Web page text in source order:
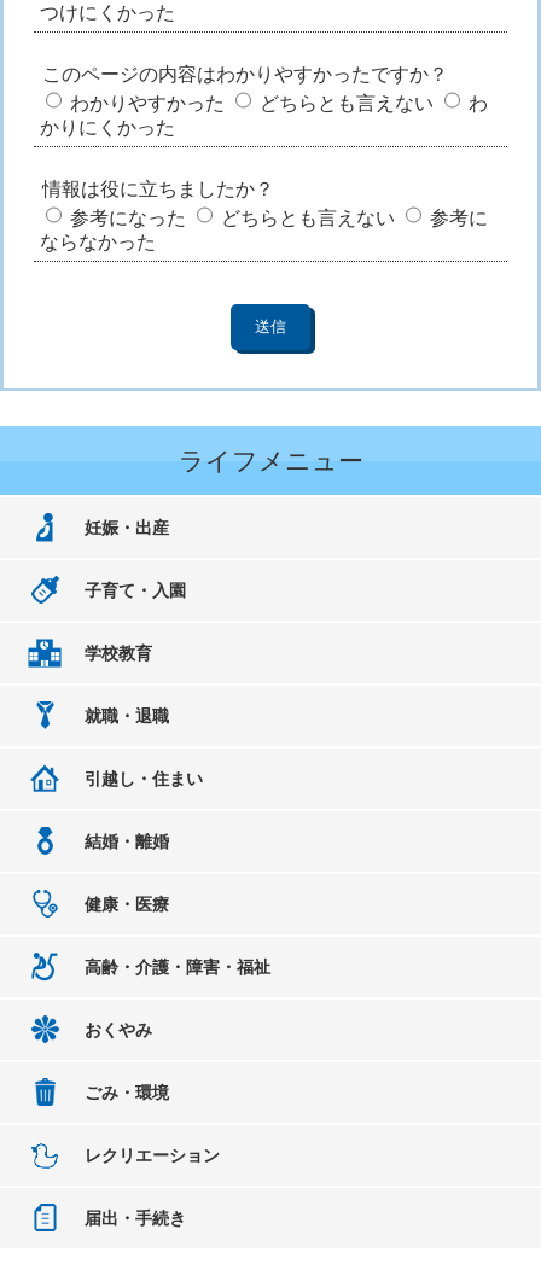
つけにくかった
このページの内容はわかりやすかったですか？
わかりやすかった
どちらとも言えない
わ
かりにくかった
情報は役に立ちましたか？
参考になった
どちらとも言えない
参考に
ならなかった
ライフメニュー
妊娠・出産
子育て・入園
学校教育
就職・退職
引越し・住まい
結婚・離婚
健康・医療
高齢・介護・障害・福祉
おくやみ
ごみ・環境
レクリエーション
届出・手続き